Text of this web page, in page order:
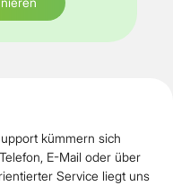
kümmern sich
E-Mail oder über
Service liegt uns